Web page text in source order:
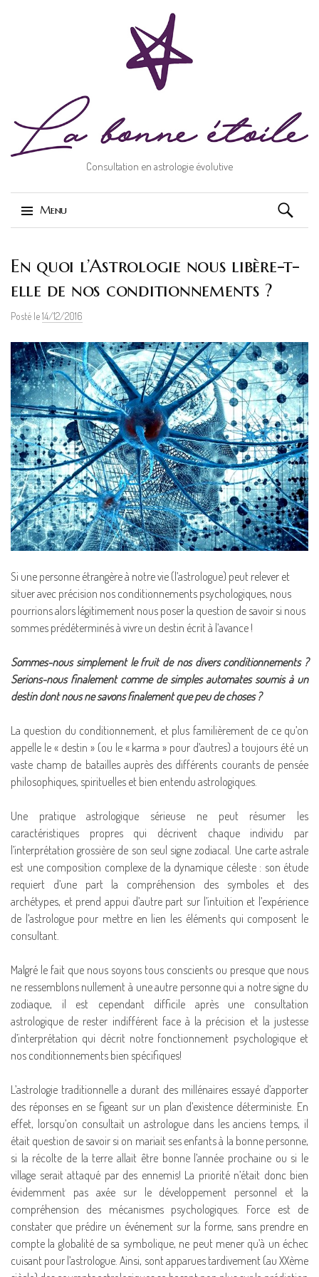
Consultation en astrologie évolutive
Menu
au
contenu
En quoi l’Astrologie nous libère-t-
elle de nos conditionnements ?
Posté le14/12/2016
Si une personne étrangère à notre vie (l’astrologue) peut relever et
situer avec précision nos conditionnements psychologiques, nous
pourrions alors légitimement nous poser la question de savoir si nous
sommes prédéterminés à vivre un destin écrit à l’avance !
Sommes-nous simplement le fruit de nos divers conditionnements ?
Serions-nous finalement comme de simples automates soumis à un
destin dont nous ne savons finalement que peu de choses ?
La question du conditionnement, et plus familièrement de ce qu’on
appelle le « destin » (ou le « karma » pour d’autres) a toujours été un
vaste champ de batailles auprès des différents courants de pensée
philosophiques, spirituelles et bien entendu astrologiques.
Une pratique astrologique sérieuse ne peut résumer les
caractéristiques propres qui décrivent chaque individu par
l’interprétation grossière de son seul signe zodiacal. Une carte astrale
est une composition complexe de la dynamique céleste : son étude
requiert d’une part la compréhension des symboles et des
archétypes, et prend appui d’autre part sur l’intuition et l’expérience
de l’astrologue pour mettre en lien les éléments qui composent le
consultant.
Malgré le fait que nous soyons tous conscients ou presque que nous
ne ressemblons nullement à une autre personne qui a notre signe du
zodiaque, il est cependant difficile après une consultation
astrologique de rester indifférent face à la précision et la justesse
d’interprétation qui décrit notre fonctionnement psychologique et
nos conditionnements bien spécifiques!
L’astrologie traditionnelle a durant des millénaires essayé d’apporter
des réponses en se figeant sur un plan d’existence déterministe. En
effet, lorsqu’on consultait un astrologue dans les anciens temps, il
était question de savoir si on mariait ses enfants à la bonne personne,
si la récolte de la terre allait être bonne l’année prochaine ou si le
village serait attaqué par des ennemis! La priorité n’était donc bien
évidemment pas axée sur le développement personnel et la
compréhension des mécanismes psychologiques. Force est de
constater que prédire un événement sur la forme, sans prendre en
compte la globalité de sa symbolique, ne peut mener qu’à un échec
cuisant pour l’astrologue. Ainsi, sont apparues tardivement (au XXème